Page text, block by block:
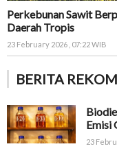
Perkebunan Sawit
Daerah Tropis
23 February 2026 , 07:22 WIB
BERITA
Emisi
23